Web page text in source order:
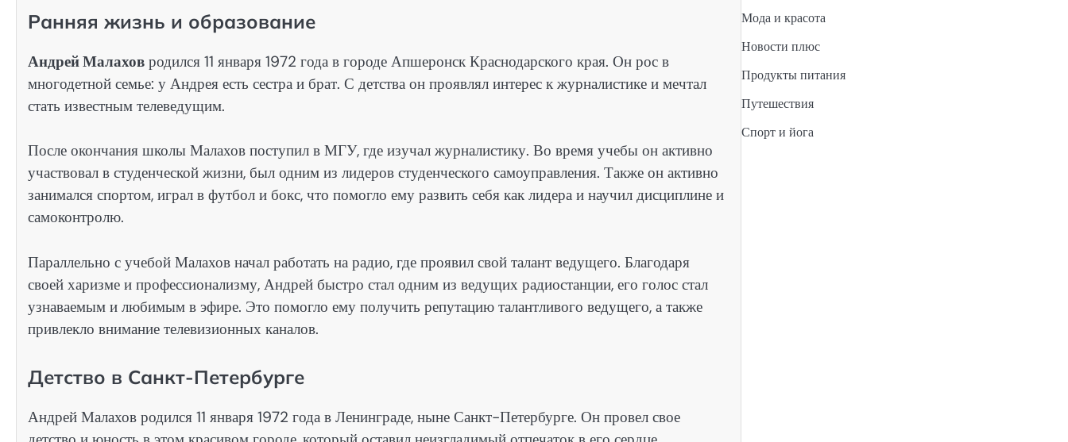
Ранняя жизнь и образование
Андрей Малахов родился 11 января 1972 года в городе Апшеронск Краснодарского края. Он рос в
многодетной семье: у Андрея есть сестра и брат. С детства он проявлял интерес к журналистике и мечтал
стать известным телеведущим.
После окончания школы Малахов поступил в МГУ, где изучал журналистику. Во время учебы он активно
участвовал в студенческой жизни, был одним из лидеров студенческого самоуправления. Также он активно
занимался спортом, играл в футбол и бокс, что помогло ему развить себя как лидера и научил дисциплине и
самоконтролю.
Параллельно с учебой Малахов начал работать на радио, где проявил свой талант ведущего. Благодаря
своей харизме и профессионализму, Андрей быстро стал одним из ведущих радиостанции, его голос стал
узнаваемым и любимым в эфире. Это помогло ему получить репутацию талантливого ведущего, а также
привлекло внимание телевизионных каналов.
Детство в Санкт-Петербурге
Андрей Малахов родился 11 января 1972 года в Ленинграде, ныне Санкт-Петербурге. Он провел свое
Мода и красота
Новости плюс
Продукты питания
Путешествия
Спорт и йога